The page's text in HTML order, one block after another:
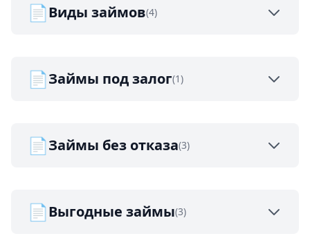
📄Виды займов(4)
📄Займы под залог(1)
📄Займы без отказа(3)
📄Выгодные займы(3)